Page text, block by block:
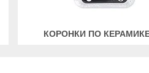
КОРОНКИ ПО